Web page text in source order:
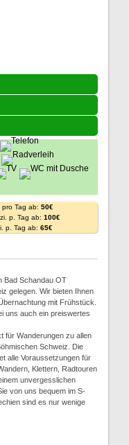
pro Tag ab: 50€
p. Tag ab: 100€
p. Tag ab: 65€
Bad Schandau OT
gelegen. Wir bieten Ihnen
mit Frühstück.
uns auch ein preiswertes
für Wanderungen zu allen
Schweiz. Die
alle Voraussetzungen für
Klettern, Radtouren
unvergesslichen
von uns bequem im S-
sind es nur wenige